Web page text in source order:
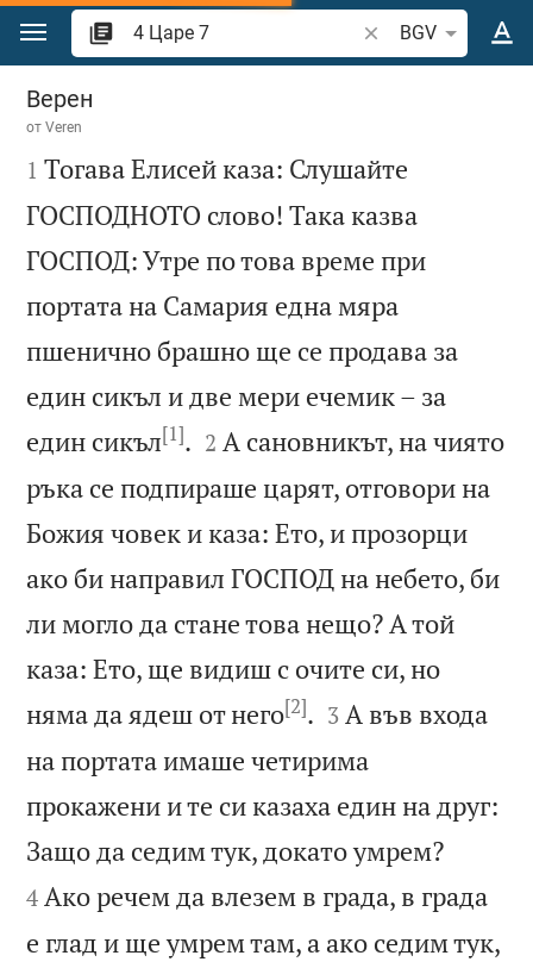
Преминете към съдържанието
Търсете стих или
BGV
4 Царе 7
Верен
отVeren

1 Тогава Елисей каза: Слушайте
ГОСПОДНОТО слово! Така казва
ГОСПОД: Утре по това време при
портата на Самария една мяра
пшенично брашно ще се продава за
един сикъл и две мери ечемик – за
един сикъл[1]. 

2 А сановникът, на чиято
ръка се подпираше царят, отговори на
Божия човек и каза: Ето, и прозорци
ако би направил ГОСПОД на небето, би
ли могло да стане това нещо? А той
каза: Ето, ще видиш с очите си, но
няма да ядеш от него[2]. 

3 А във входа
на портата имаше четирима
прокажени и те си казаха един на друг:
Защо да седим тук, докато умрем?
4 Ако речем да влезем в града, в града
е глад и ще умрем там, а ако седим тук,